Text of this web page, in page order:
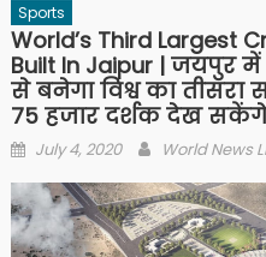
Sports
World’s Third Largest
Built In Jaipur | जयपुर
से बनेगा विश्व का तीसरा
75 हजार दर्शक देख
Posted on
July 4, 2020 Author
World News